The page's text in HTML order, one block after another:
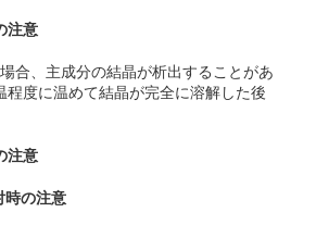
注意
合、主成分の結晶が析出することがあ
程度に温めて結晶が完全に溶解した後
注意
の注意